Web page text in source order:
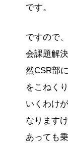
です。
ですので
会課題解
然CSR部
をこねく
いくわけ
なります
あっても